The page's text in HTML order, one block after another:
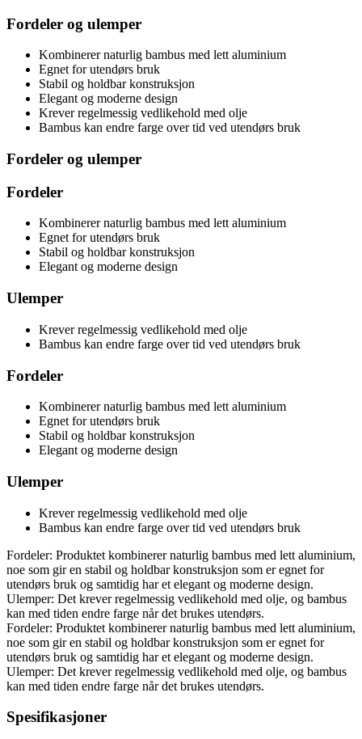
Fordeler og ulemper
Kombinerer naturlig bambus med lett aluminium
Egnet for utendørs bruk
Stabil og holdbar konstruksjon
Elegant og moderne design
Krever regelmessig vedlikehold med olje
Bambus kan endre farge over tid ved utendørs bruk
Fordeler og ulemper
Fordeler
Kombinerer naturlig bambus med lett aluminium
Egnet for utendørs bruk
Stabil og holdbar konstruksjon
Elegant og moderne design
Ulemper
Krever regelmessig vedlikehold med olje
Bambus kan endre farge over tid ved utendørs bruk
Fordeler
Kombinerer naturlig bambus med lett aluminium
Egnet for utendørs bruk
Stabil og holdbar konstruksjon
Elegant og moderne design
Ulemper
Krever regelmessig vedlikehold med olje
Bambus kan endre farge over tid ved utendørs bruk
Fordeler: Produktet kombinerer naturlig bambus med lett aluminium,
noe som gir en stabil og holdbar konstruksjon som er egnet for
utendørs bruk og samtidig har et elegant og moderne design.
Ulemper: Det krever regelmessig vedlikehold med olje, og bambus
kan med tiden endre farge når det brukes utendørs.
Fordeler: Produktet kombinerer naturlig bambus med lett aluminium,
noe som gir en stabil og holdbar konstruksjon som er egnet for
utendørs bruk og samtidig har et elegant og moderne design.
Ulemper: Det krever regelmessig vedlikehold med olje, og bambus
kan med tiden endre farge når det brukes utendørs.
Spesifikasjoner